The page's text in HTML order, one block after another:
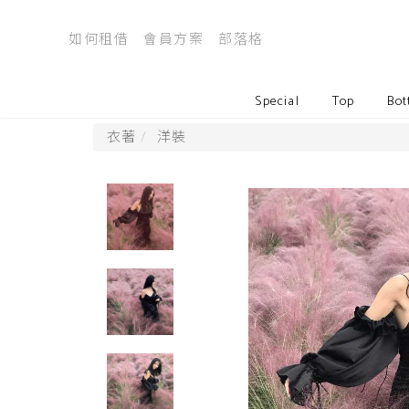
如何租借 會員方案 部落格
Special Top
衣著 洋裝